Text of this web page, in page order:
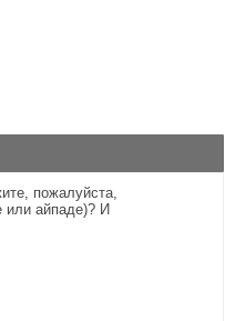
пожалуйста,
или айпаде)? И